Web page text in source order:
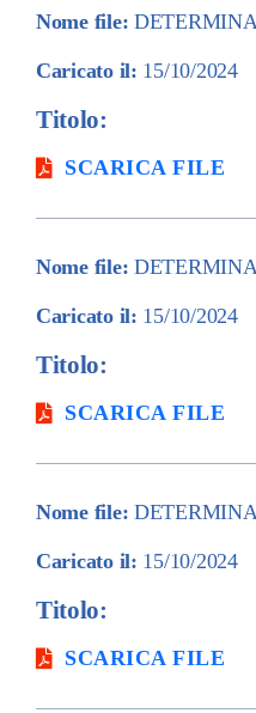
Nome file:
Caricato il: 15/10/2024
Titolo:
SCARICA FILE
Nome file:
Caricato il: 15/10/2024
Titolo:
SCARICA FILE
Nome file:
Caricato il: 15/10/2024
Titolo:
SCARICA FILE